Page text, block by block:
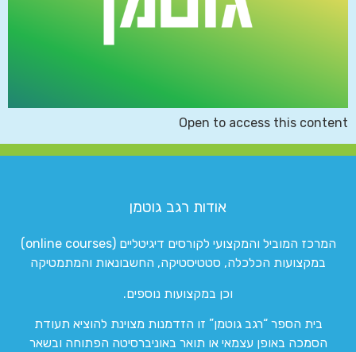
Open to access this content
אודות רגב גוטמן
המרכז המוביל והמקצועי לקורסים דיגיטליים (online courses)
במקצועות הכלכלה, סטטיסטיקה, החשבונאות והמתמטיקה
וכן במקצועות נוספים.
בית הספר “רגב גוטמן” זו הזדמנות מצוינת להוציא תעודת
הסמכה באופן עצמאי או תואר באוניברסיטה הפתוחה ובשאר